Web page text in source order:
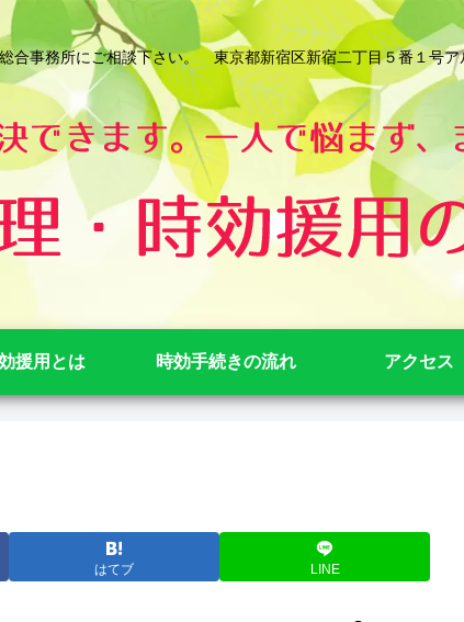
合事務所にご相談下さい。 東京都新宿区新宿二丁目５番１号
援用とは 時効手続きの流れ アクセス
はてブ LINE